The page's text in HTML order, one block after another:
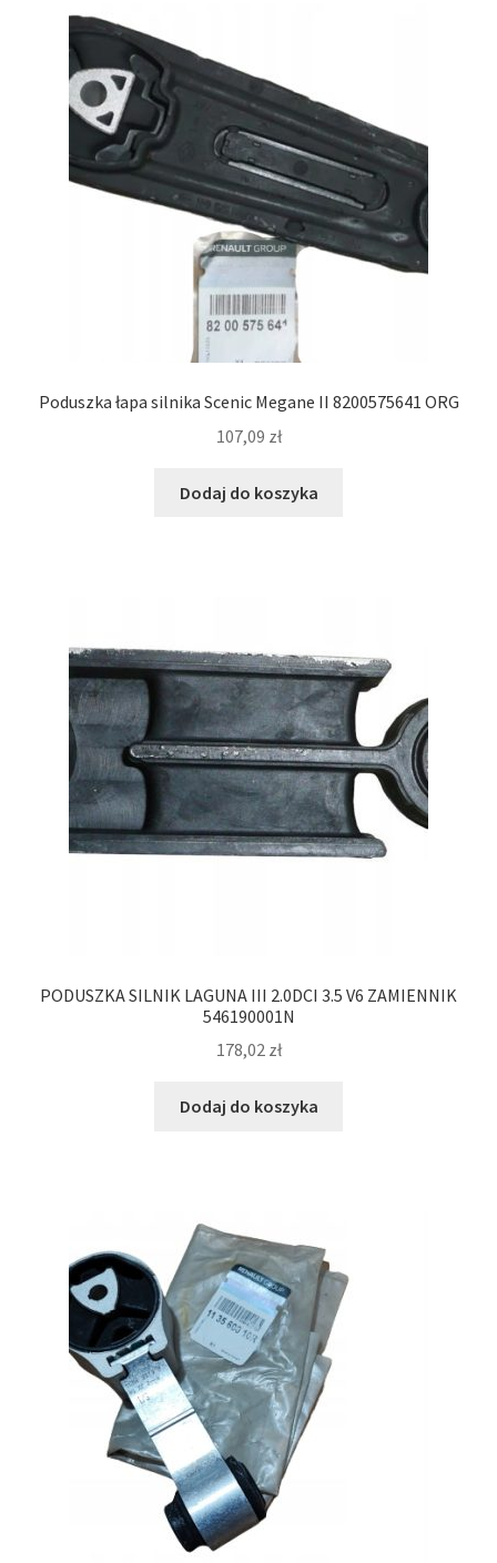
Poduszka łapa silnika Scenic Megane II 8200575641 ORG
107,09 zł
Dodaj do koszyka
PODUSZKA SILNIK LAGUNA III 2.0DCI 3.5 V6 ZAMIENNIK
546190001N
178,02 zł
Dodaj do koszyka